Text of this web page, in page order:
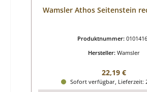
Wamsler Athos Seitenstein
Produktnummer:
Hersteller: Wamsler
Regulärer
22,19 €
Sofort verfügbar, Lieferzeit: